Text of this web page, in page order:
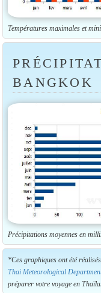
Températures maximales et
BANGKOK
Précipitations moyennes en
*Ces graphiques ont été
Thai Meteorological
préparer votre voyage en